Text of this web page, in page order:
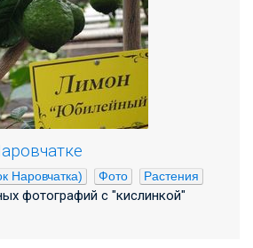
Наровчатка) Фото Растения
фотографий с "кислинкой"